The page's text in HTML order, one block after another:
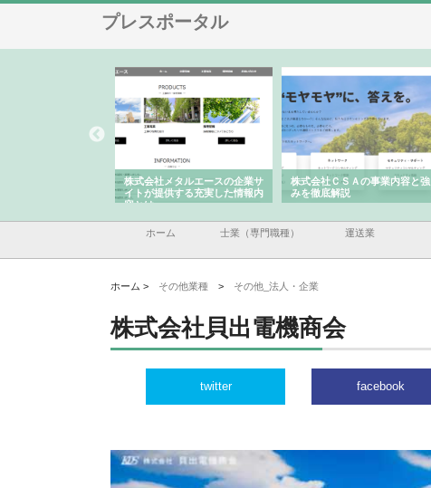
プレスポータル
株式会社メタルエースの企業サ
イトが提供する充実した情報内
容とは
株式会社ＣＳＡの事業内容と強
みを徹底解説
ホーム 士業（専門職種） 運送業
ホーム > その他業種 > その他_法人・企業
株式会社貝出電機商会
twitter facebook